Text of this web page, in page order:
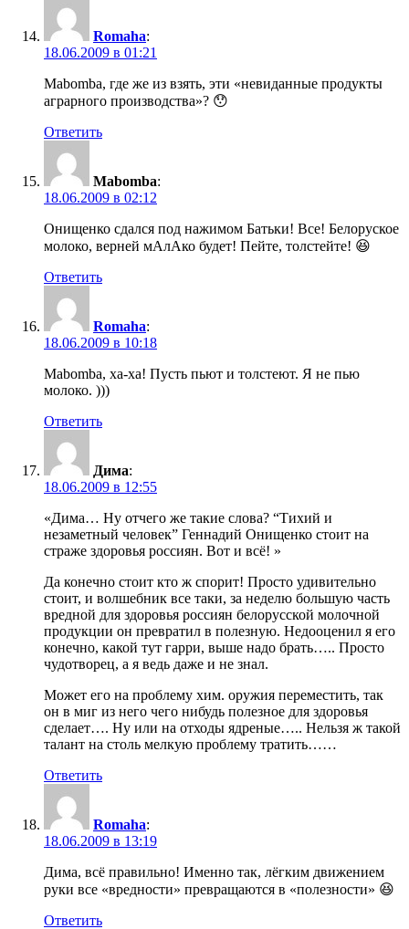
Romaha:
18.06.2009 в 01:21
Mabomba, где же из взять, эти «невиданные продукты
аграрного производства»? 😯
Ответить
Mabomba:
18.06.2009 в 02:12
Онищенко сдался под нажимом Батьки! Все! Белоруское
молоко, верней мАлАко будет! Пейте, толстейте! 😆
Ответить
Romaha:
18.06.2009 в 10:18
Mabomba, ха-ха! Пусть пьют и толстеют. Я не пью
молоко. )))
Ответить
Дима:
18.06.2009 в 12:55
«Дима… Ну отчего же такие слова? “Тихий и
незаметный человек” Геннадий Онищенко стоит на
страже здоровья россиян. Вот и всё! »
Да конечно стоит кто ж спорит! Просто удивительно
стоит, и волшебник все таки, за неделю большую часть
вредной для здоровья россиян белорусской молочной
продукции он превратил в полезную. Недооценил я его
конечно, какой тут гарри, выше надо брать….. Просто
чудотворец, а я ведь даже и не знал.
Может его на проблему хим. оружия переместить, так
он в миг из него чего нибудь полезное для здоровья
сделает…. Ну или на отходы ядреные….. Нельзя ж такой
талант на столь мелкую проблему тратить……
Ответить
Romaha:
18.06.2009 в 13:19
Дима, всё правильно! Именно так, лёгким движением
руки все «вредности» превращаются в «полезности» 😆
Ответить